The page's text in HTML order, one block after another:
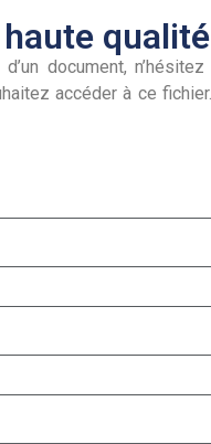
qualité
document,
accéder à ce